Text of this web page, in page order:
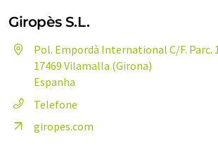
Giropès S.L.
Pol. Empordà International C/F. Parc.
17469 Vilamalla (Girona)
Espanha
Telefone
giropes.com